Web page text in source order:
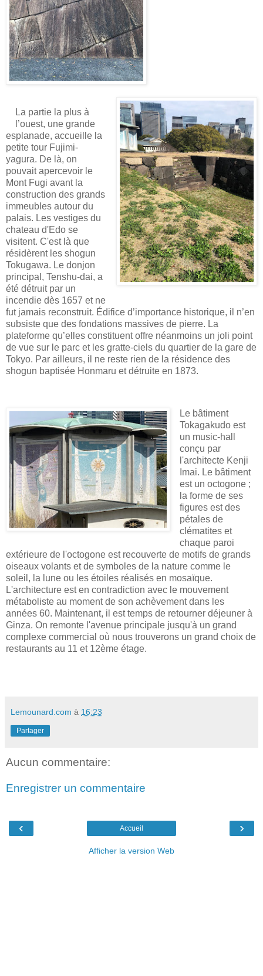
La partie la plus à
l’ouest, une grande
esplanade, accueille la
petite tour Fujimi-
yagura. De là, on
pouvait apercevoir le
Mont Fugi avant la
construction des grands
immeubles autour du
palais. Les vestiges du
chateau d'Edo se
visitent. C'est là que
résidèrent les shogun
Tokugawa. Le donjon
principal, Tenshu-dai, a
été détruit par un
incendie dès 1657 et ne
fut jamais reconstruit. Édifice d’importance historique, il n’en
subsiste que des fondations massives de pierre. La
plateforme qu’elles constituent offre néanmoins un joli point
de vue sur le parc et les gratte-ciels du quartier de la gare de
Tokyo. Par ailleurs, il ne reste rien de la résidence des
shogun baptisée Honmaru et détruite en 1873.
Le bâtiment
Tokagakudo est
un music-hall
conçu par
l'architecte Kenji
Imai. Le bâtiment
est un octogone ;
la forme de ses
figures est des
pétales de
clématites et
chaque paroi
extérieure de l'octogone est recouverte de motifs de grands
oiseaux volants et de symboles de la nature comme le
soleil, la lune ou les étoiles réalisés en mosaïque.
L'architecture est en contradiction avec le mouvement
métaboliste au moment de son achèvement dans les
années 60. Maintenant, il est temps de retourner déjeuner à
Ginza. On remonte l'avenue principale jusqu'à un grand
complexe commercial où nous trouverons un grand choix de
restaurants au 11 et 12ème étage.
Lemounard.com à 16:23
Partager
Aucun commentaire:
Enregistrer un commentaire
‹ ›
Accueil
Afficher la version Web